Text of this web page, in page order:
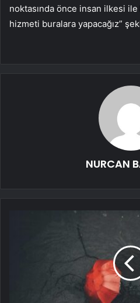
noktasında önce insan ilkesi
hizmeti buralara yapacağız”
NURCAN